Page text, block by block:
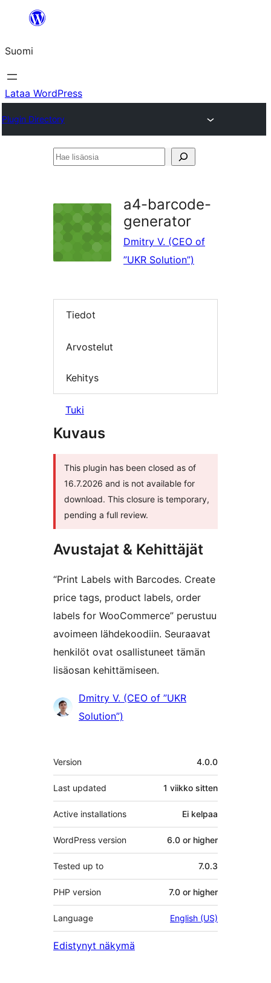
Suomi
Lataa WordPress
Plugin Directory
Hae
a4-barcode-
generator
Dmitry V. (CEO of
”UKR Solution”)
Tiedot
Arvostelut
Kehitys
Tuki
Kuvaus
This plugin has been closed as of
16.7.2026 and is not available for
download. This closure is temporary,
pending a full review.
Avustajat & Kehittäjät
“Print Labels with Barcodes. Create
price tags, product labels, order
labels for WooCommerce” perustuu
avoimeen lähdekoodiin. Seuraavat
henkilöt ovat osallistuneet tämän
lisäosan kehittämiseen.
AvustajatDmitry V. (CEO of ”UKR
Solution”)
Metatiedot
Version 4.0.0
Last updated 1 viikko sitten
Active installations Ei kelpaa
WordPress version 6.0 or higher
Tested up to 7.0.3
PHP version 7.0 or higher
Language English (US)
Edistynyt näkymä